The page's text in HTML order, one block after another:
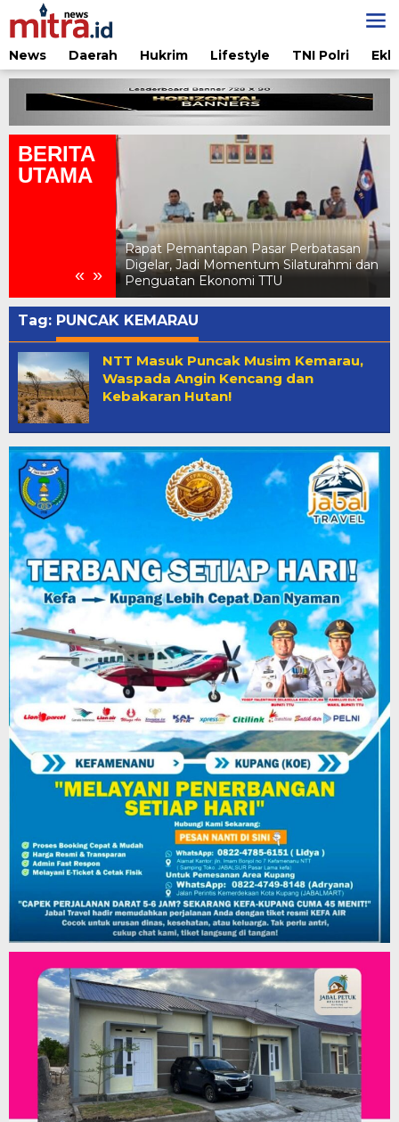
Lewati
ke
konten
News
Daerah Hukrim Lifestyle TNI Polri
BERITA
UTAMA
« »
Silaturahmi dan
Pertamina Edukasi Penggunaan LPG
Aman di Jambore Daerah Pramuka X
NTT 2026
Tag: PUNCAK KEMARAU
NTT Masuk Puncak Musim Kemarau,
Waspada Angin Kencang dan
Kebakaran Hutan!